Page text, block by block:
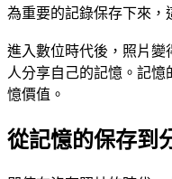
為重要的記錄保存下來，
進入數位時代後，照片變
人分享自己的記憶。記
憶價值。
從記憶的保存到